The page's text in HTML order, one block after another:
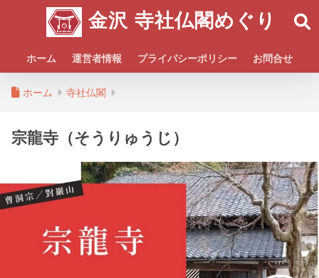
金沢 寺社仏閣めぐり
ホーム 運営者情報 プライバシーポリシー お問合せ
ホーム 寺社仏閣
宗龍寺（そうりゅうじ）